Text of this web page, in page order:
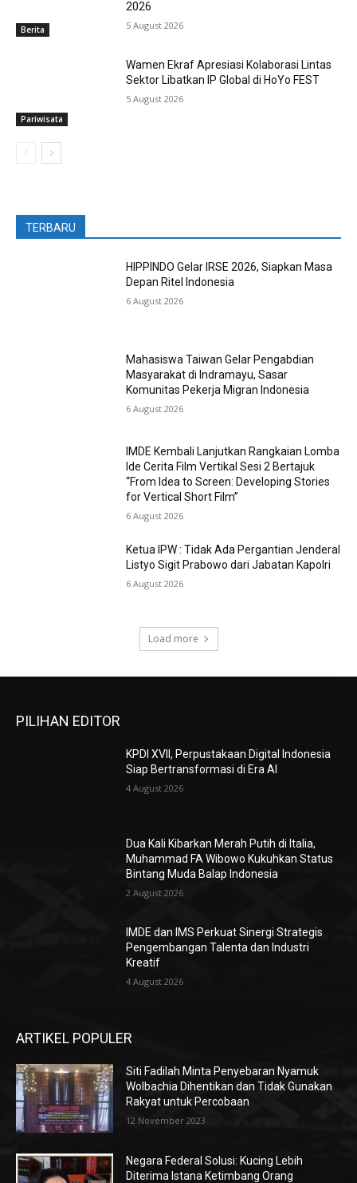
Berita
2026
5 August 2026
Pariwisata
Wamen Ekraf Apresiasi Kolaborasi Lintas
Sektor Libatkan IP Global di HoYo FEST
5 August 2026
TERBARU
HIPPINDO Gelar IRSE 2026, Siapkan Masa
Depan Ritel Indonesia
6 August 2026
Mahasiswa Taiwan Gelar Pengabdian
Masyarakat di Indramayu, Sasar
Komunitas Pekerja Migran Indonesia
6 August 2026
IMDE Kembali Lanjutkan Rangkaian Lomba
Ide Cerita Film Vertikal Sesi 2 Bertajuk
“From Idea to Screen: Developing Stories
for Vertical Short Film”
6 August 2026
Ketua IPW : Tidak Ada Pergantian Jenderal
Listyo Sigit Prabowo dari Jabatan Kapolri
6 August 2026
Load more
PILIHAN EDITOR
KPDI XVII, Perpustakaan Digital Indonesia
Siap Bertransformasi di Era AI
4 August 2026
Dua Kali Kibarkan Merah Putih di Italia,
Muhammad FA Wibowo Kukuhkan Status
Bintang Muda Balap Indonesia
2 August 2026
IMDE dan IMS Perkuat Sinergi Strategis
Pengembangan Talenta dan Industri
Kreatif
4 August 2026
ARTIKEL POPULER
Siti Fadilah Minta Penyebaran Nyamuk
Wolbachia Dihentikan dan Tidak Gunakan
Rakyat untuk Percobaan
12 November 2023
Negara Federal Solusi: Kucing Lebih
Diterima Istana Ketimbang Orang